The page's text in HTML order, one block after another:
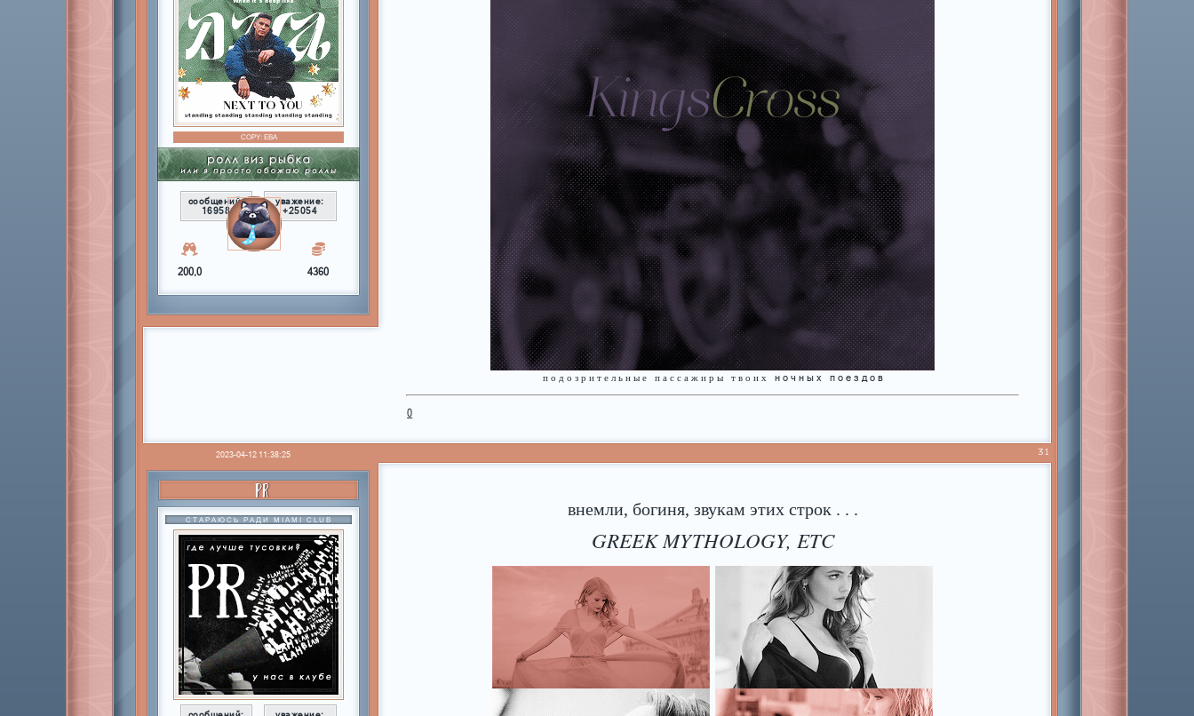
COPY:ЕВА
сообщений:
16958
уважение:
+25054
200,0 4360
п о д о з р и т е л ь н ы е п а с с а ж и р ы т в о и х н о ч н ы х п о е з д о в
0
31
2023-04-12 11:38:25
PR
СТАРАЮСЬ РАДИ MIAMI CLUB
внемли, богиня, звукам этих строк . . .
GREEK MYTHOLOGY, ETC